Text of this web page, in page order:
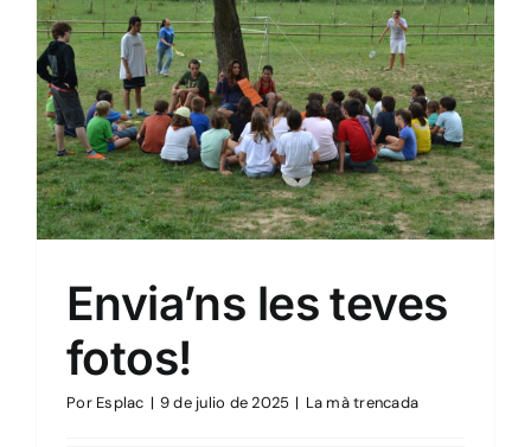
La mà trencada
Envia’ns les teves
fotos!
Por Esplac | 9 de julio de 2025 | La mà trencada